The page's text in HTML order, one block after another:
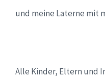
und meine Laterne mit
Alle Kinder, Eltern und